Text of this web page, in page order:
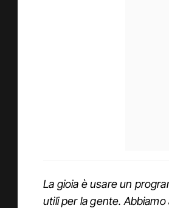
La gioia è usare un
utili per la gente.